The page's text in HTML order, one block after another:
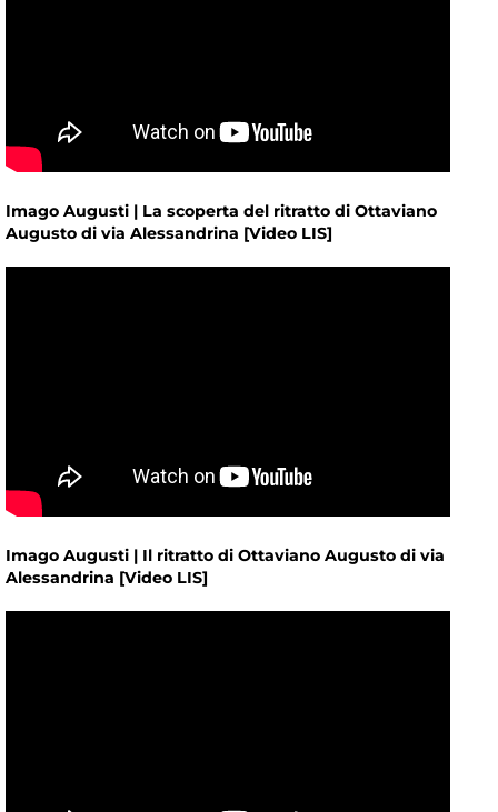
Imago Augusti | La scoperta del ritratto di Ottaviano
Augusto di via Alessandrina [Video LIS]
Imago Augusti | Il ritratto di Ottaviano Augusto di via
Alessandrina [Video LIS]